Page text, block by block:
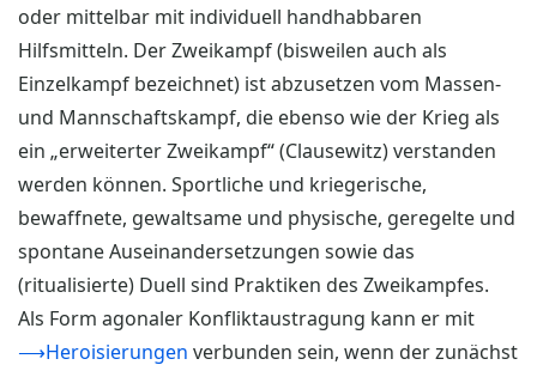
oder mittelbar mit individuell handhabbaren
Hilfsmitteln. Der Zweikampf (bisweilen auch als
Einzelkampf bezeichnet) ist abzusetzen vom Massen-
und Mannschaftskampf, die ebenso wie der Krieg als
ein „erweiterter Zweikampf“ (Clausewitz) verstanden
werden können. Sportliche und kriegerische,
bewaffnete, gewaltsame und physische, geregelte und
spontane Auseinandersetzungen sowie das
(ritualisierte) Duell sind Praktiken des Zweikampfes.
Als Form agonaler Konfliktaustragung kann er mit
⟶Heroisierungen verbunden sein, wenn der zunächst